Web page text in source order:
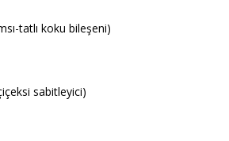
tatlı koku bileşeni)
sabitleyici)